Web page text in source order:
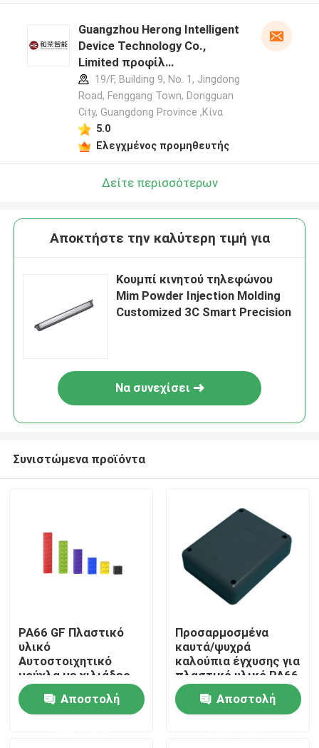
Σπίτι
Προϊόντα
Guangzhou Herong Intelligent
Device Technology Co.,
Limited προφίλ
κατασκευαστή
19/F, Building 9, No. 1, Jingdong
Road, Fenggang Town, Dongguan
City, Guangdong Province ,Κίνα
5.0
Ελεγχμένος προμηθευτής
Δείτε περισσότερων
Αποκτήστε την καλύτερη τιμή για
Κουμπί κινητού τηλεφώνου
Mim Powder Injection Molding
Customized 3C Smart Precision
Να συνεχίσει
Συνιστώμενα προϊόντα
PA66 GF Πλαστικό
υλικό
Αυτοστοιχητικό
μούχλα με χιλιάδες
χρόνια διάρκεια και
επιφάνειαΑποστολή
Προσαρμοσμένα
καυτά/ψυχρά
καλούπια έγχυσης για
πλαστικό υλικό PA66
GF σε μεγάλη ζήτηση
Αποστολή